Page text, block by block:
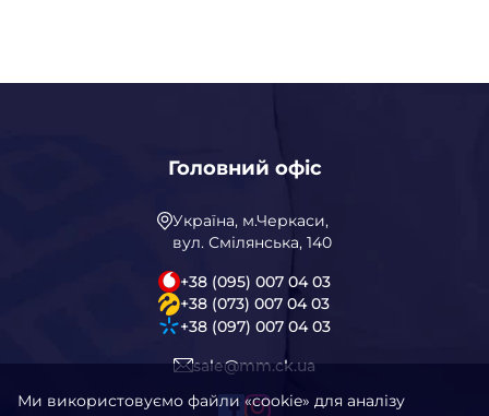
Головний офіс
Україна, м.Черкаси,
вул. Смілянська, 140
+38 (095) 007 04 03
+38 (073) 007 04 03
+38 (097) 007 04 03
sale@mm.ck.ua
Ми використовуємо файли «cookie» для аналізу